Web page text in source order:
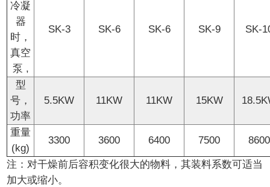
冷凝
器
时，
真空
泵 ,
SK-3 SK-6 SK-6 SK-9 SK-
型
号，
功率
5.5KW 11KW 11KW 15KW
重量
(kg)
3300 3600 6400 7500 8600
注：对干燥前后容积变化很大的物料，其装料系数可适当
加大或缩小。